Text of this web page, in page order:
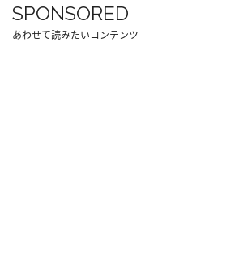
SPONSORED
あわせて読みたいコンテンツ